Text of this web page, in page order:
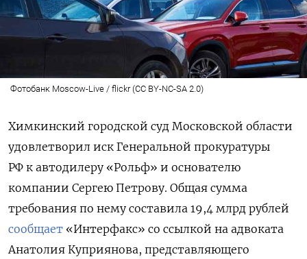
Фотобанк Moscow-Live / flickr (CC BY-NC-SA 2.0)
Химкинский городской суд Московской области
удовлетворил иск Генеральной прокуратуры
РФ к автодилеру «Рольф» и основателю
компании Сергею Петрову. Общая сумма
требования по нему составила 19,4 млрд рублей
сообщает «Интерфакс» со ссылкой на адвоката
Анатолия Куприянова, представляющего